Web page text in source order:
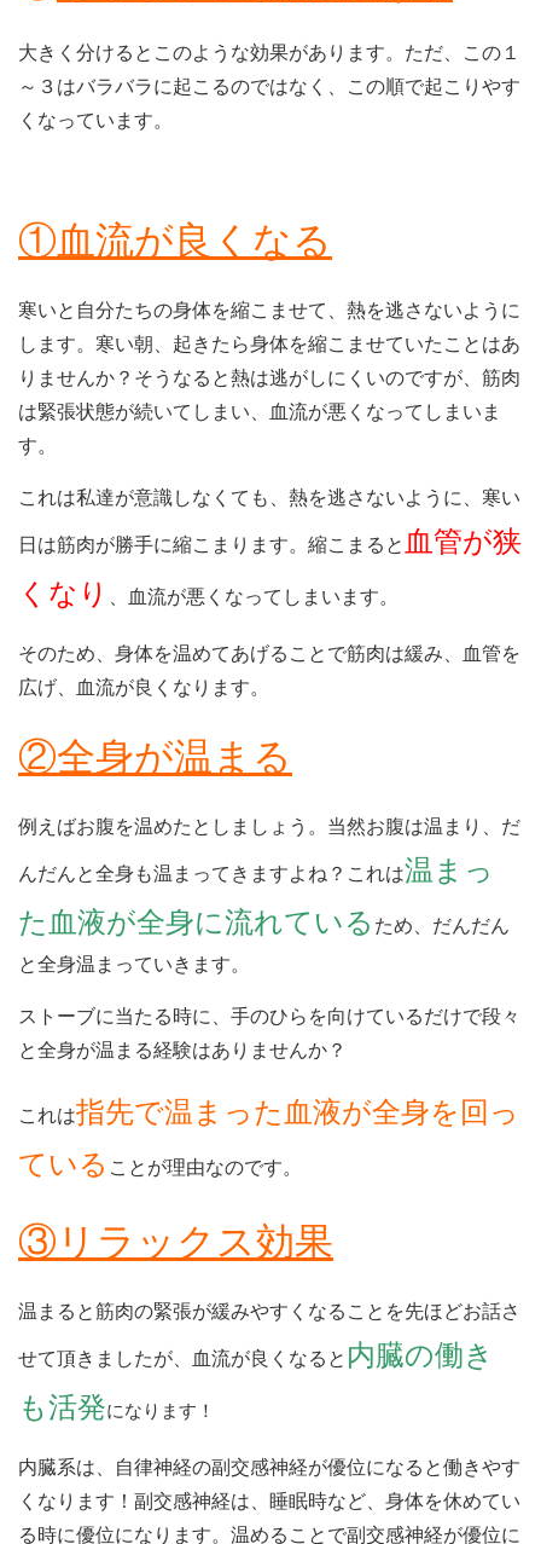
大きく分けるとこのような効果があります。ただ、この１
～３はバラバラに起こるのではなく、この順で起こりやす
くなっています。
①血流が良くなる
寒いと自分たちの身体を縮こませて、熱を逃さないように
します。寒い朝、起きたら身体を縮こませていたことはあ
りませんか？そうなると熱は逃がしにくいのですが、筋肉
は緊張状態が続いてしまい、血流が悪くなってしまいま
す。
これは私達が意識しなくても、熱を逃さないように、寒い
日は筋肉が勝手に縮こまります。縮こまると 血管が狭
くなり
、血流が悪くなってしまいます。
そのため、身体を温めてあげることで筋肉は緩み、血管を
広げ、血流が良くなります。
②全身が温まる
例えばお腹を温めたとしましょう。当然お腹は温まり、だ
んだんと全身も温まってきますよね？これは温まっ
た血液が全身に流れている ため、だんだん
と全身温まっていきます。
ストーブに当たる時に、手のひらを向けているだけで段々
と全身が温まる経験はありませんか？
これは指先で温まった血液が全身を回っ
ている ことが理由なのです。
③リラックス効果
温まると筋肉の緊張が緩みやすくなることを先ほどお話さ
せて頂きましたが、血流が良くなると 内臓の働き
も活発になります！
内臓系は、自律神経の副交感神経が優位になると働きやす
くなります！副交感神経は、睡眠時など、身体を休めてい
る時に優位になります。温めることで副交感神経が優位に